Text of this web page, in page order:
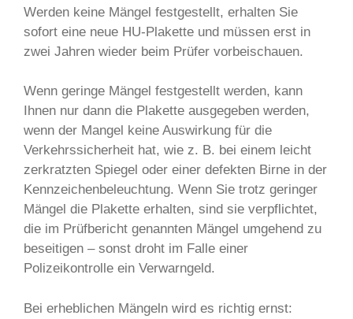
Werden keine Mängel festgestellt, erhalten Sie
sofort eine neue HU-Plakette und müssen erst in
zwei Jahren wieder beim Prüfer vorbeischauen.
Wenn geringe Mängel festgestellt werden, kann
Ihnen nur dann die Plakette ausgegeben werden,
wenn der Mangel keine Auswirkung für die
Verkehrssicherheit hat, wie z. B. bei einem leicht
zerkratzten Spiegel oder einer defekten Birne in der
Kennzeichenbeleuchtung. Wenn Sie trotz geringer
Mängel die Plakette erhalten, sind sie verpflichtet,
die im Prüfbericht genannten Mängel umgehend zu
beseitigen – sonst droht im Falle einer
Polizeikontrolle ein Verwarngeld.
Bei erheblichen Mängeln wird es richtig ernst: